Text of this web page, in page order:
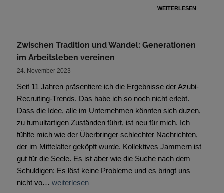
WEITERLESEN
Zwischen Tradition und Wandel: Generationen
im Arbeitsleben vereinen
24. November 2023
Seit 11 Jahren präsentiere ich die Ergebnisse der Azubi-
Recruiting-Trends. Das habe ich so noch nicht erlebt.
Dass die Idee, alle im Unternehmen könnten sich duzen,
zu tumultartigen Zuständen führt, ist neu für mich. Ich
fühlte mich wie der Überbringer schlechter Nachrichten,
der im Mittelalter geköpft wurde. Kollektives Jammern ist
gut für die Seele. Es ist aber wie die Suche nach dem
Schuldigen: Es löst keine Probleme und es bringt uns
nicht vo… weiterlesen